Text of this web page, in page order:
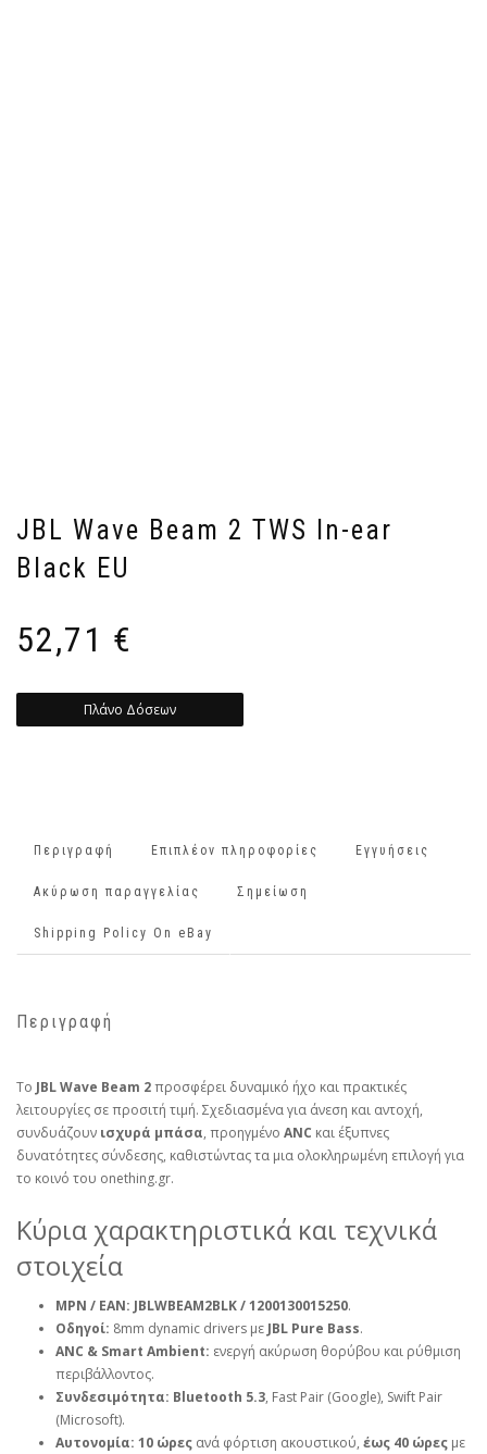
JBL Wave Beam 2 TWS In-ear
Black EU
52,71 €
Πλάνο Δόσεων
Περιγραφή Επιπλέον πληροφορίες Εγγυήσεις
Ακύρωση παραγγελίας Σημείωση
Shipping Policy On eBay
Περιγραφή
Το JBL Wave Beam 2προσφέρει δυναμικό ήχο και πρακτικές
λειτουργίες σε προσιτή τιμή. Σχεδιασμένα για άνεση και αντοχή,
συνδυάζουν ισχυρά μπάσα, προηγμένο ANC και έξυπνες
δυνατότητες σύνδεσης, καθιστώντας τα μια ολοκληρωμένη επιλογή για
το κοινό του onething.gr.
Κύρια χαρακτηριστικά και τεχνικά
στοιχεία
MPN / EAN: JBLWBEAM2BLK / 1200130015250.
Οδηγοί: 8mm dynamic drivers με JBL Pure Bass.
ANC & Smart Ambient: ενεργή ακύρωση θορύβου και ρύθμιση
περιβάλλοντος.
Συνδεσιμότητα: Bluetooth 5.3, Fast Pair (Google), Swift Pair
(Microsoft).
Αυτονομία: 10 ώρες ανά φόρτιση ακουστικού, έως 40 ώρες με